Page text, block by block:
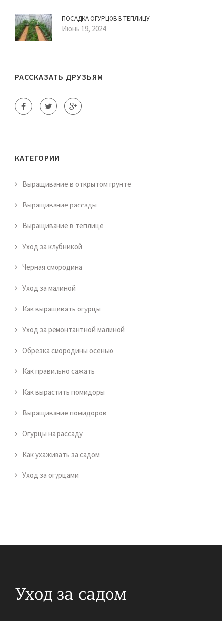
ПОСАДКА ОГУРЦОВ В ТЕПЛИЦУ
Июнь 19, 2024
РАССКАЗАТЬ ДРУЗЬЯМ
КАТЕГОРИИ
Выращивание в открытом грунте
Выращивание рассады
Выращивание в теплице
Уход за клубникой
Черная смородина
Уход за малиной
Как выращивать огурцы
Уход за ремонтантной малиной
Обрезка смородины осенью
Как правильно сажать
Как вырастить помидоры
Выращивание помидоров
Огурцы на рассаду
Как ухаживать за садом
Уход за огурцами